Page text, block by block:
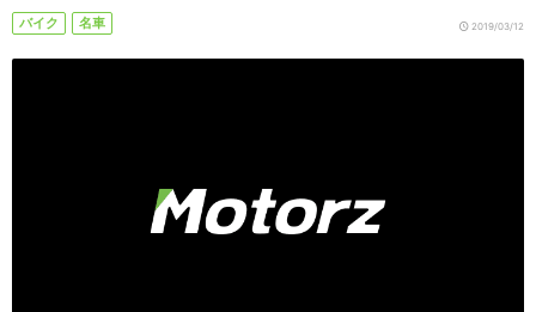
バイク 名車 2019/03/12